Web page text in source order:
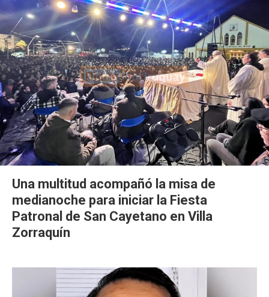
Una multitud acompañó la misa de
medianoche para iniciar la Fiesta
Patronal de San Cayetano en Villa
Zorraquín